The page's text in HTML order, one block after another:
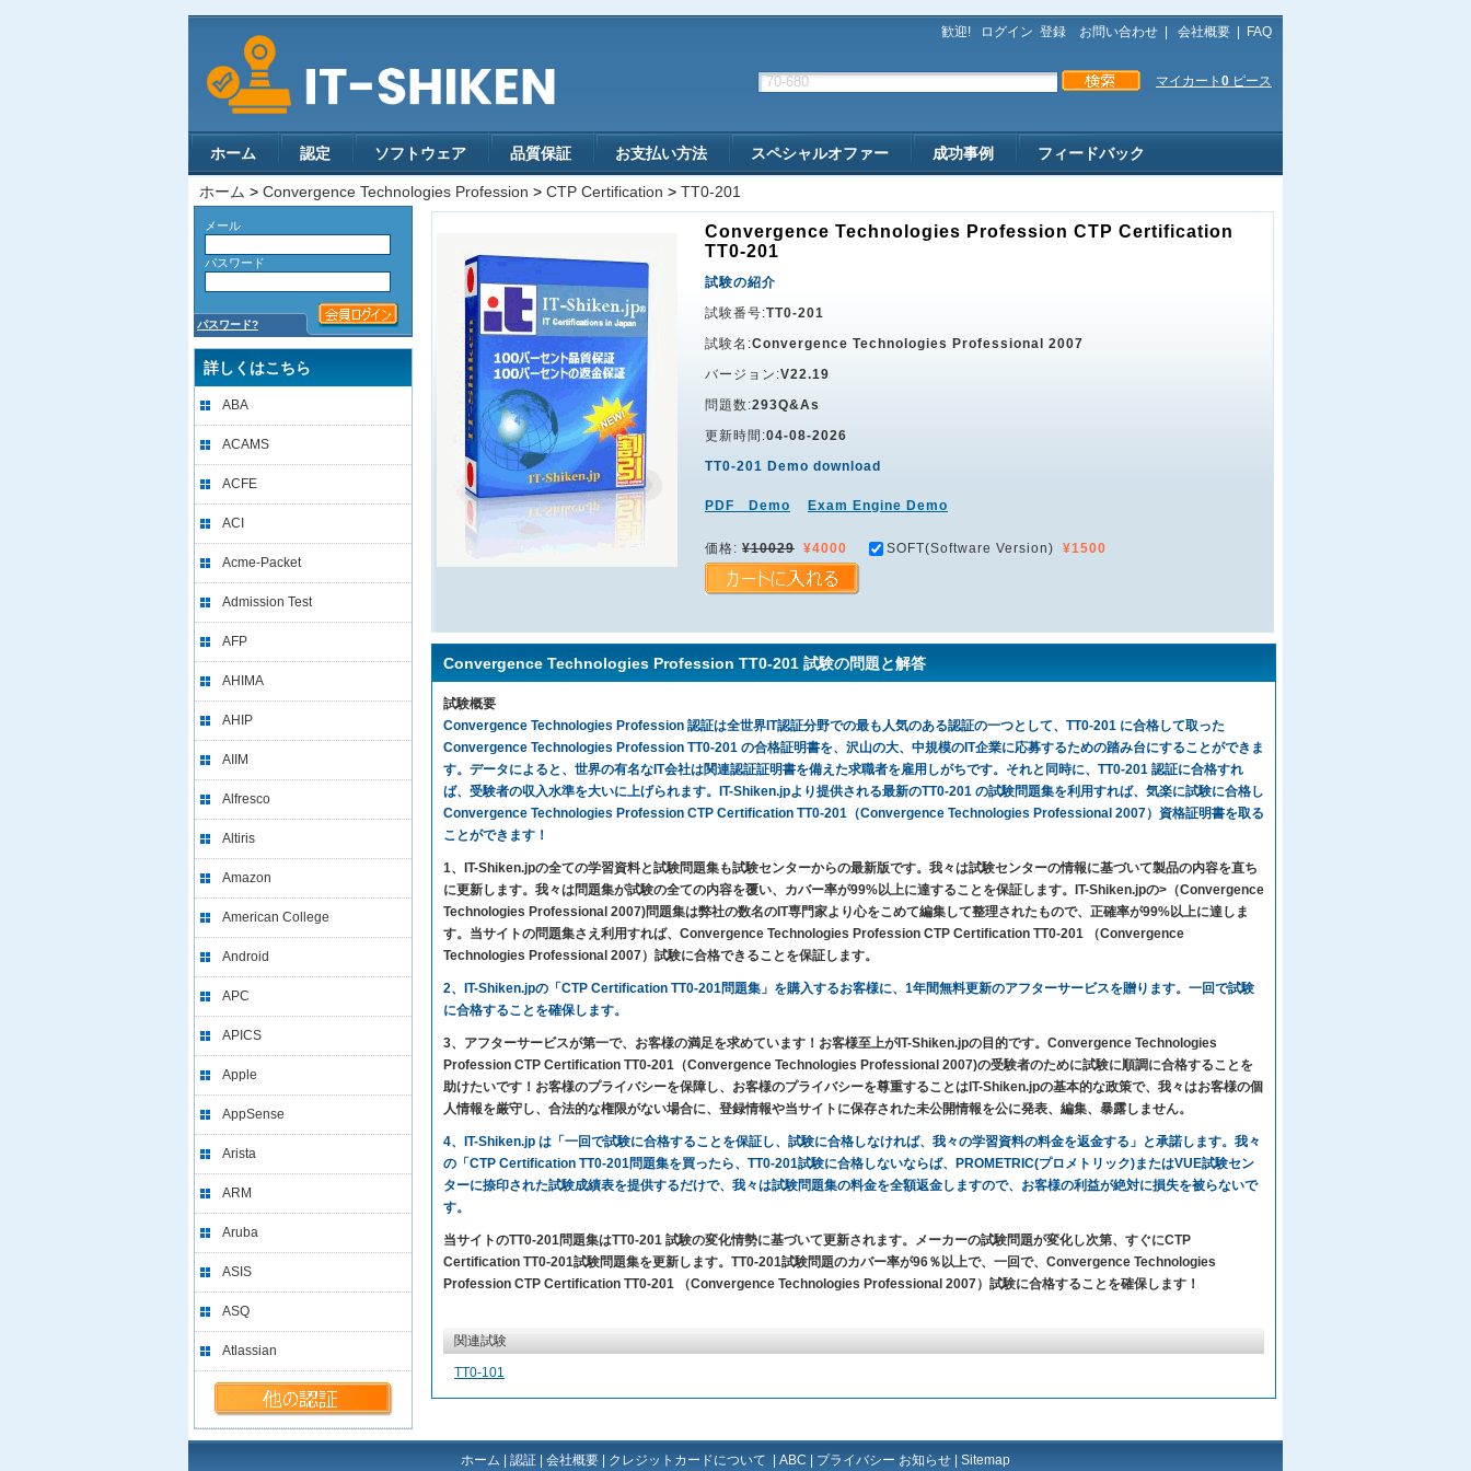
歓迎! ログイン 登録 お問い合わせ 会社概要 FAQ
マイカート 0 ピース
ホーム 認定 ソフトウェア 品質保証 お支払い方法 スペシャルオファー 成功事例 フィードバック
ホーム > Convergence Technologies Profession > CTP Certification > TT0-201
メール
パスワード
パスワード?
詳しくはこちら
ABA
ACAMS
ACFE
ACI
Acme-Packet
Admission Test
AFP
AHIMA
AHIP
AIIM
Alfresco
Altiris
Amazon
American College
Android
APC
APICS
Apple
AppSense
Arista
ARM
Aruba
ASIS
ASQ
Atlassian
Convergence Technologies Profession CTP Certification
TT0-201
試験の紹介
試験番号:TT0-201
試験名:Convergence Technologies Professional 2007
バージョン:V22.19
問題数:293Q&As
更新時間:04-08-2026
TT0-201 Demo download
PDF Demo Exam Engine Demo
価格: ¥10029 ¥4000 SOFT(Software Version) ¥1500
Convergence Technologies Profession TT0-201 試験の問題と解答
試験概要
Convergence Technologies Profession 認証は全世界IT認証分野での最も人気のある認証の一つとして、TT0-201 に合格して取った
Convergence Technologies Profession TT0-201 の合格証明書を、沢山の大、中規模のIT企業に応募するための踏み台にすることができま
す。データによると、世界の有名なIT会社は関連認証証明書を備えた求職者を雇用しがちです。それと同時に、TT0-201 認証に合格すれ
ば、受験者の収入水準を大いに上げられます。IT-Shiken.jpより提供される最新のTT0-201 の試験問題集を利用すれば、気楽に試験に合格し
Convergence Technologies Profession CTP Certification TT0-201（Convergence Technologies Professional 2007）資格証明書を取る
ことができます！
1、IT-Shiken.jpの全ての学習資料と試験問題集も試験センターからの最新版です。我々は試験センターの情報に基づいて製品の内容を直ち
に更新します。我々は問題集が試験の全ての内容を覆い、カバー率が99%以上に達することを保証します。IT-Shiken.jpの>（Convergence
Technologies Professional 2007)問題集は弊社の数名のIT専門家より心をこめて編集して整理されたもので、正確率が99%以上に達しま
す。当サイトの問題集さえ利用すれば、Convergence Technologies Profession CTP Certification TT0-201 （Convergence
Technologies Professional 2007）試験に合格できることを保証します。
2、IT-Shiken.jpの「CTP Certification TT0-201問題集」を購入するお客様に、1年間無料更新のアフターサービスを贈ります。一回で試験
に合格することを確保します。
3、アフターサービスが第一で、お客様の満足を求めています！お客様至上がIT-Shiken.jpの目的です。Convergence Technologies
Profession CTP Certification TT0-201（Convergence Technologies Professional 2007)の受験者のために試験に順調に合格することを
助けたいです！お客様のプライバシーを保障し、お客様のプライバシーを尊重することはIT-Shiken.jpの基本的な政策で、我々はお客様の個
人情報を厳守し、合法的な権限がない場合に、登録情報や当サイトに保存された未公開情報を公に発表、編集、暴露しません。
4、IT-Shiken.jp は「一回で試験に合格することを保証し、試験に合格しなければ、我々の学習資料の料金を返金する」と承諾します。我々
の「CTP Certification TT0-201問題集を買ったら、TT0-201試験に合格しないならば、PROMETRIC(プロメトリック)またはVUE試験セン
ターに捺印された試験成績表を提供するだけで、我々は試験問題集の料金を全額返金しますので、お客様の利益が絶対に損失を被らないで
す。
当サイトのTT0-201問題集はTT0-201 試験の変化情勢に基づいて更新されます。メーカーの試験問題が変化し次第、すぐにCTP
Certification TT0-201試験問題集を更新します。TT0-201試験問題のカバー率が96％以上で、一回で、Convergence Technologies
Profession CTP Certification TT0-201 （Convergence Technologies Professional 2007）試験に合格することを確保します！
関連試験
TT0-101
ホーム 認証 会社概要 クレジットカードについて ABC プライバシー お知らせ Sitemap